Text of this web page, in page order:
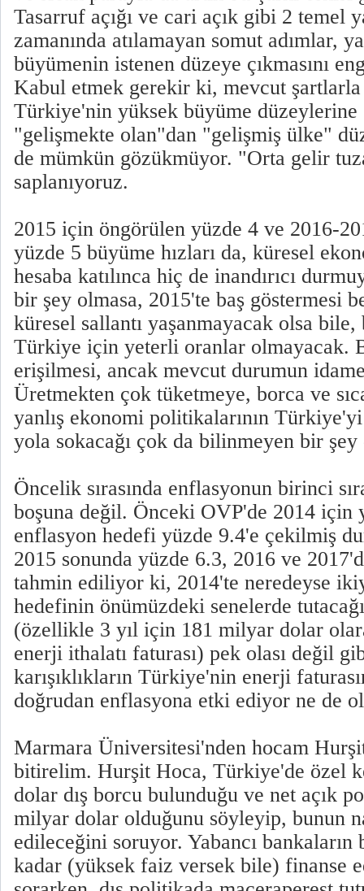
Tasarruf açığı ve cari açık gibi 2 temel
zamanında atılamayan somut adımlar,
büyümenin istenen düzeye çıkmasını
Kabul etmek gerekir ki, mevcut
Türkiye'nin yüksek büyüme düzeylerine
"gelişmekte olan"dan "gelişmiş ülke"
de mümkün gözükmüyor. "Orta gelir
saplanıyoruz.
2015 için öngörülen yüzde 4 ve 2016-
yüzde 5 büyüme hızları da, küresel
hesaba katılınca hiç de inandırıcı
bir şey olmasa, 2015'te baş göstermesi
küresel sallantı yaşanmayacak olsa bile,
Türkiye için yeterli oranlar olmayacak.
erişilmesi, ancak mevcut durumun
Üretmekten çok tüketmeye, borca ve
yanlış ekonomi politikalarının
yola sokacağı çok da bilinmeyen bir
Öncelik sırasında enflasyonun birinci
boşuna değil. Önceki OVP'de 2014 için
enflasyon hedefi yüzde 9.4'e çekilmiş
2015 sonunda yüzde 6.3, 2016 ve
tahmin ediliyor ki, 2014'te neredeyse
hedefinin önümüzdeki senelerde
(özellikle 3 yıl için 181 milyar dolar
enerji ithalatı faturası) pek olası değil
karışıklıkların Türkiye'nin enerji
doğrudan enflasyona etki ediyor ne de
Marmara Üniversitesi'nden hocam
bitirelim. Hurşit Hoca, Türkiye'de özel
dolar dış borcu bulunduğu ve net açık
milyar dolar olduğunu söyleyip, bunun
edileceğini soruyor. Yabancı bankaların
kadar (yüksek faiz versek bile) finanse